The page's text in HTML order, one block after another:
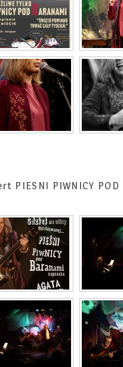
PIESNI PIWNICY POD